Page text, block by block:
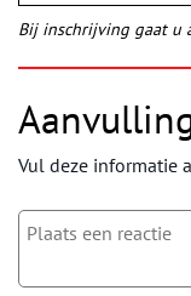
Bij inschrijving gaat u
Vul deze informatie